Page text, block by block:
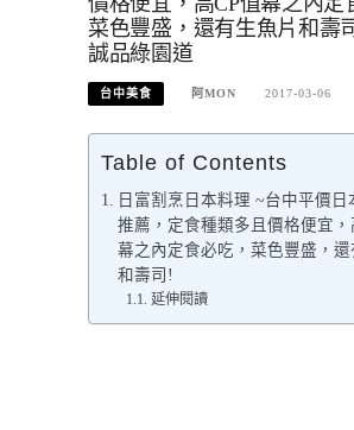
菜色豐盛，還有生魚片和壽
誠品綠園道
台中美食 阿MON 2017-03-06
Table of Contents
日富割烹日本料理 ~台中平價日
推薦，定食種類多且價格便宜，
幕之內定食必吃，菜色豐盛，還
和壽司!
延伸閱讀